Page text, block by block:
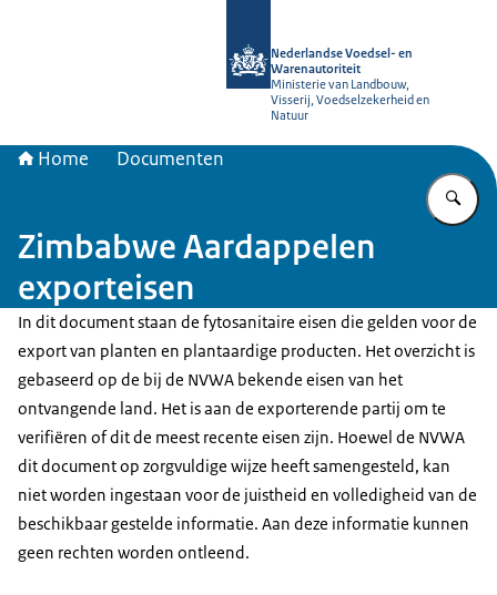
Nederlandse Voedsel- en
Warenautoriteit
Ministerie van Landbouw,
Visserij, Voedselzekerheid en
Natuur
Home Documenten
Zimbabwe Aardappelen
exporteisen
In dit document staan de fytosanitaire eisen die gelden voor de
export van planten en plantaardige producten. Het overzicht is
gebaseerd op de bij de NVWA bekende eisen van het
ontvangende land. Het is aan de exporterende partij om te
verifiëren of dit de meest recente eisen zijn. Hoewel de NVWA
dit document op zorgvuldige wijze heeft samengesteld, kan
niet worden ingestaan voor de juistheid en volledigheid van de
beschikbaar gestelde informatie. Aan deze informatie kunnen
geen rechten worden ontleend.